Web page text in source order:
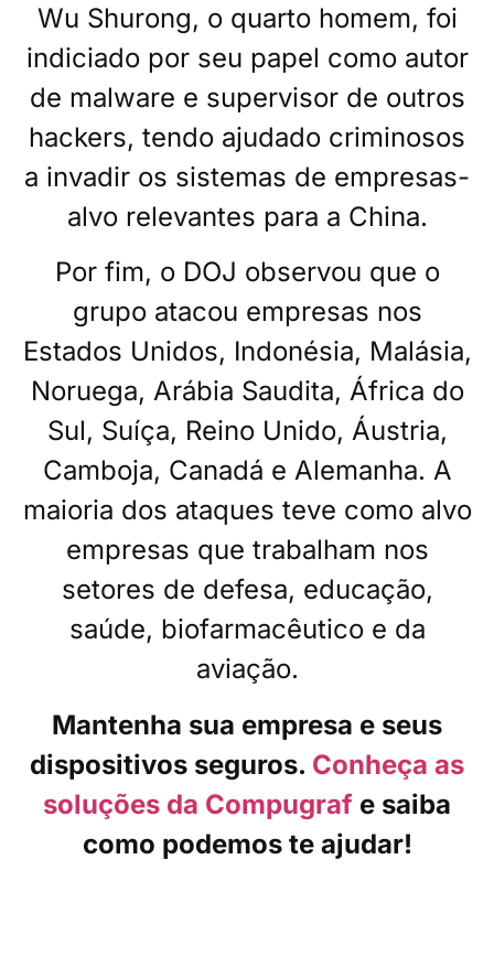
Wu Shurong, o quarto homem, foi
indiciado por seu papel como autor
de malware e supervisor de outros
hackers, tendo ajudado criminosos
a invadir os sistemas de empresas-
alvo relevantes para a China.
Por fim, o DOJ observou que o
grupo atacou empresas nos
Estados Unidos, Indonésia, Malásia,
Noruega, Arábia Saudita, África do
Sul, Suíça, Reino Unido, Áustria,
Camboja, Canadá e Alemanha. A
maioria dos ataques teve como alvo
empresas que trabalham nos
setores de defesa, educação,
saúde, biofarmacêutico e da
aviação.
Mantenha sua empresa e seus
dispositivos seguros. Conheça as
soluções da Compugraf e saiba
como podemos te ajudar!